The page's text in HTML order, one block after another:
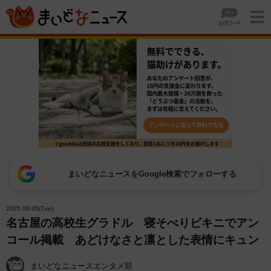
まいどなニュースをGoogle検索でフォローする
2025.08.05(Tue)
名古屋の高校生グラドル 寝そべりビキニでアン
コール掲載 あどけなさと凛とした表情にキュン
まいどなニュースエンタメ部